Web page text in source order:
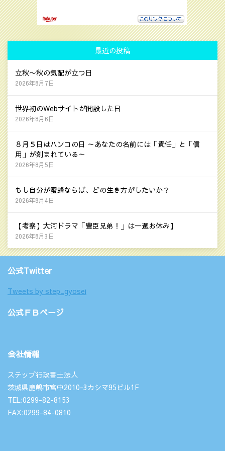
最近の投稿
立秋〜秋の気配が立つ日
2026年8月7日
世界初のWebサイトが開設した日
2026年8月6日
８月５日はハンコの日 ～あなたの名前には「責任」と「信
用」が刻まれている～
2026年8月5日
もし自分が蜜蜂ならば、どの生き方がしたいか？
2026年8月4日
【考察】大河ドラマ「豊臣兄弟！」は一週お休み】
2026年8月3日
公式Twitter
Tweets by step_gyosei
公式ＦＢページ
会社情報
ステップ行政書士法人
茨城県鹿嶋市宮中2010-3カシマ95ビル1F
TEL:0299-82-8153
FAX:0299-84-0810